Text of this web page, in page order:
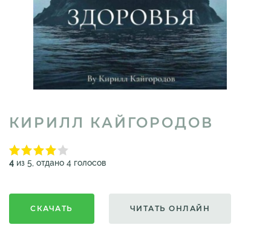
КИРИЛЛ КАЙГОРОДОВ
4 из 5, отдано 4 голосов
СКАЧАТЬ ЧИТАТЬ ОНЛАЙН